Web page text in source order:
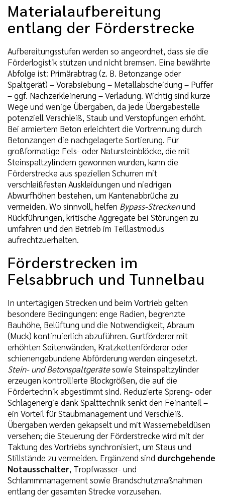
Materialaufbereitung
entlang der Förderstrecke
Aufbereitungsstufen werden so angeordnet, dass sie die
Förderlogistik stützen und nicht bremsen. Eine bewährte
Abfolge ist: Primärabtrag (z. B. Betonzange oder
Spaltgerät) – Vorabsiebung – Metallabscheidung – Puffer
– ggf. Nachzerkleinerung – Verladung. Wichtig sind kurze
Wege und wenige Übergaben, da jede Übergabestelle
potenziell Verschleiß, Staub und Verstopfungen erhöht.
Bei armiertem Beton erleichtert die Vortrennung durch
Betonzangen die nachgelagerte Sortierung. Für
großformatige Fels- oder Natursteinblöcke, die mit
Steinspaltzylindern gewonnen wurden, kann die
Förderstrecke aus speziellen Schurren mit
verschleißfesten Auskleidungen und niedrigen
Abwurfhöhen bestehen, um Kantenabbrüche zu
vermeiden. Wo sinnvoll, helfen Bypass-Streckenund
Rückführungen, kritische Aggregate bei Störungen zu
umfahren und den Betrieb im Teillastmodus
aufrechtzuerhalten.
Förderstrecken im
Felsabbruch und Tunnelbau
In untertägigen Strecken und beim Vortrieb gelten
besondere Bedingungen: enge Radien, begrenzte
Bauhöhe, Belüftung und die Notwendigkeit, Abraum
(Muck) kontinuierlich abzuführen. Gurtförderer mit
erhöhten Seitenwänden, Kratzkettenförderer oder
schienengebundene Abförderung werden eingesetzt.
Stein- und Betonspaltgerätesowie Steinspaltzylinder
erzeugen kontrollierte Blockgrößen, die auf die
Fördertechnik abgestimmt sind. Reduzierte Spreng- oder
Schlagenergie dank Spalttechnik senkt den Feinanteil –
ein Vorteil für Staubmanagement und Verschleiß.
Übergaben werden gekapselt und mit Wassernebeldüsen
versehen; die Steuerung der Förderstrecke wird mit der
Taktung des Vortriebs synchronisiert, um Staus und
Stillstände zu vermeiden. Ergänzend sind durchgehende
Notausschalter, Tropfwasser- und
Schlammmanagement sowie Brandschutzmaßnahmen
entlang der gesamten Strecke vorzusehen.